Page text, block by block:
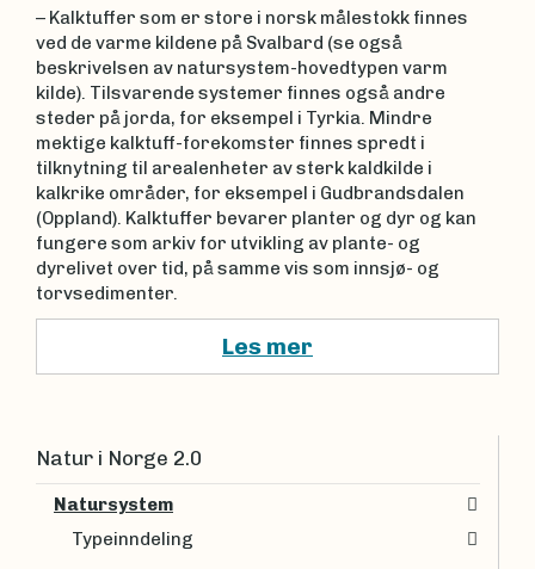
– Kalktuffer som er store i norsk målestokk finnes
ved de varme kildene på Svalbard (se også
beskrivelsen av natursystem-hovedtypen varm
kilde). Tilsvarende systemer finnes også andre
steder på jorda, for eksempel i Tyrkia. Mindre
mektige kalktuff-forekomster finnes spredt i
tilknytning til arealenheter av sterk kaldkilde i
kalkrike områder, for eksempel i Gudbrandsdalen
(Oppland). Kalktuffer bevarer planter og dyr og kan
fungere som arkiv for utvikling av plante- og
dyrelivet over tid, på samme vis som innsjø- og
torvsedimenter.
Les mer
Natur i Norge 2.0
Natursystem
Typeinndeling